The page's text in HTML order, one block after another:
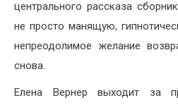
центрального рассказа
не просто манящую,
непреодолимое желание
снова.
Елена Вернер выходит за